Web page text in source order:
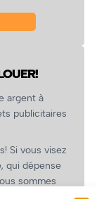
argent à
publicitaires
Si vous visez
qui dépense
sommes